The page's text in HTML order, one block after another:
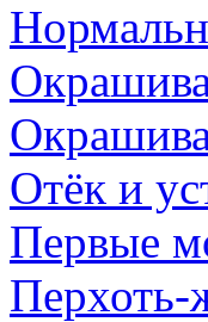
Отёк и
Первые
Перхоть-